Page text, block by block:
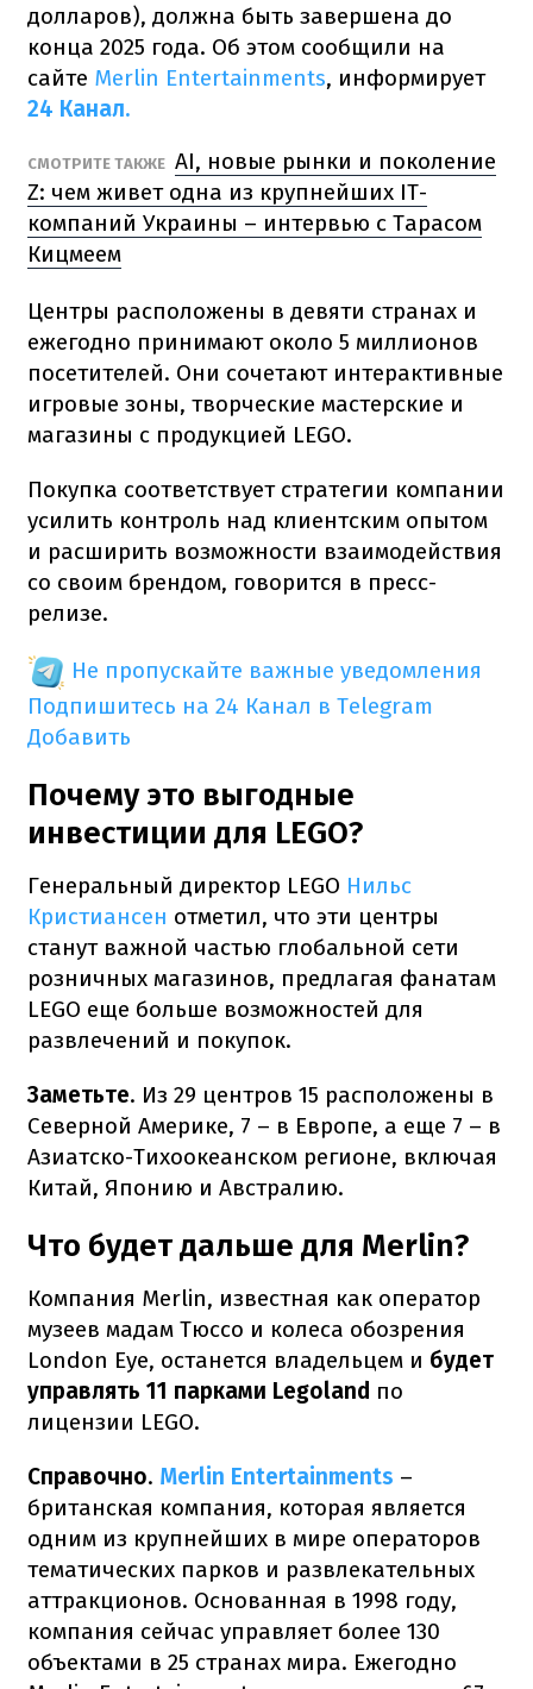
долларов), должна быть завершена до
конца 2025 года. Об этом сообщили на
сайте Merlin Entertainments, информирует
24 Канал.
СМОТРИТЕ ТАКЖЕ AI, новые рынки и поколение
Z: чем живет одна из крупнейших IT-
компаний Украины – интервью с Тарасом
Кицмеем
Центры расположены в девяти странах и
ежегодно принимают около 5 миллионов
посетителей. Они сочетают интерактивные
игровые зоны, творческие мастерские и
магазины с продукцией LEGO.
Покупка соответствует стратегии компании
усилить контроль над клиентским опытом
и расширить возможности взаимодействия
со своим брендом, говорится в пресс-
релизе.
Не пропускайте важные уведомления
Подпишитесь на 24 Канал в Telegram
Добавить
Почему это выгодные
инвестиции для LEGO?
Генеральный директор LEGO Нильс
Кристиансен отметил, что эти центры
станут важной частью глобальной сети
розничных магазинов, предлагая фанатам
LEGO еще больше возможностей для
развлечений и покупок.
Заметьте. Из 29 центров 15 расположены в
Северной Америке, 7 – в Европе, а еще 7 – в
Азиатско-Тихоокеанском регионе, включая
Китай, Японию и Австралию.
Что будет дальше для Merlin?
Компания Merlin, известная как оператор
музеев мадам Тюссо и колеса обозрения
London Eye, останется владельцем и будет
управлять 11 парками Legoland по
лицензии LEGO.
Справочно. Merlin Entertainments –
британская компания, которая является
одним из крупнейших в мире операторов
тематических парков и развлекательных
аттракционов. Основанная в 1998 году,
компания сейчас управляет более 130
объектами в 25 странах мира. Ежегодно